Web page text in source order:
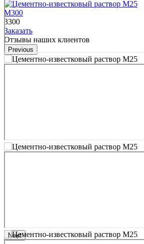
М300
3300
Заказать
Отзывы наших клиентов
Previous
Next